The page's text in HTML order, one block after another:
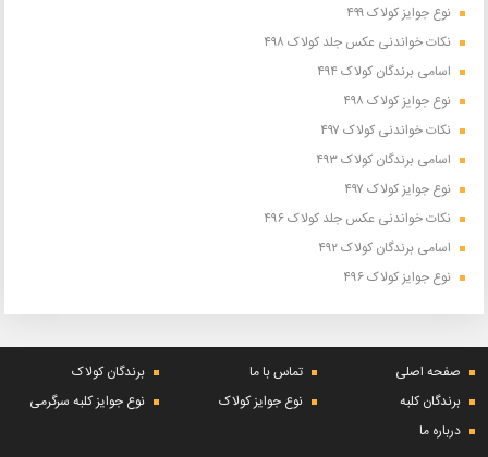
نوع جوایز کولاک ۴۹۹
نکات خواندنی عکس جلد کولاک ۴۹۸
اسامی برندگان کولاک ۴۹۴
نوع جوایز کولاک ۴۹۸
نکات خواندنی کولاک ۴۹۷
اسامی برندگان کولاک ۴۹۳
نوع جوایز کولاک ۴۹۷
نکات خواندنی عکس جلد کولاک ۴۹۶
اسامی برندگان کولاک ۴۹۲
نوع جوایز کولاک ۴۹۶
صفحه اصلی تماس با ما
برندگان کولاک
برندگان کلبه
نوع جوایز کولاک
نوع جوایز کلبه سرگرمی
درباره ما